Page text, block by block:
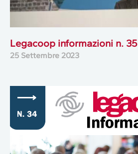
Legacoop informazioni n. 35
25 Settembre 2023